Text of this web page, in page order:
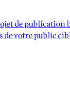
de publication
de votre public